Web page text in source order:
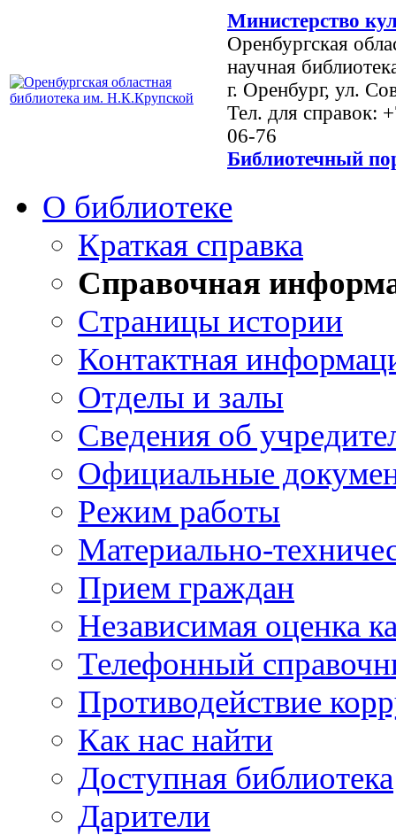
Министерство
Оренбургская
научная
г. Оренбург, ул.
Тел. для справок:
06-76
Библиотечный
О библиотеке
Краткая справка
Справочная
Страницы истории
Контактная
Отделы и залы
Сведения об
Официальные
Режим работы
Материально-
Прием граждан
Независимая оценка
Телефонный
Противодействие
Как нас найти
Доступная библиотека
Дарители